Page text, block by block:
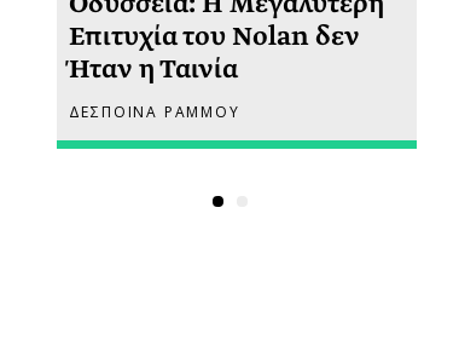
Επιτυχία του Nolan δεν
Ήταν η Ταινία
ΔΕΣΠΟΙΝΑ ΡΑΜΜΟΥ